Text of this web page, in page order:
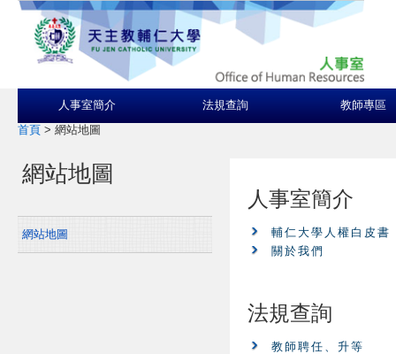
人事室簡介 法規查詢 教師專區
首頁 > 網站地圖
網站地圖
網站地圖
人事室簡介
輔仁大學人權白皮書
關於我們
法規查詢
教師聘任、升等